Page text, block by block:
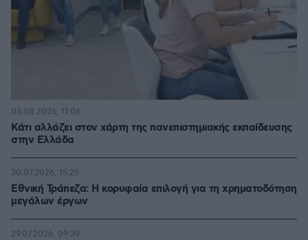
Κάτι αλλάζει στον χάρτη της πανεπιστημιακής εκπαίδευσης
στην Ελλάδα
03.08.2026, 11:06
Εθνική Τράπεζα: Η κορυφαία επιλογή για τη χρηματοδότηση
μεγάλων έργων
30.07.2026, 15:25
29.07.2026, 09:39